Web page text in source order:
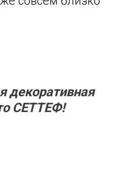
декоративная
СЕТТЕФ!